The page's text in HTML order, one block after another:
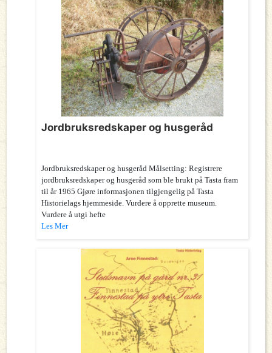
Jordbruksredskaper og husgeråd
Jordbruksredskaper og husgeråd Målsetting: Registrere
jordbruksredskaper og husgeråd som ble brukt på Tasta fram
til år 1965 Gjøre informasjonen tilgjengelig på Tasta
Historielags hjemmeside. Vurdere å opprette museum.
Vurdere å utgi hefte
Les Mer